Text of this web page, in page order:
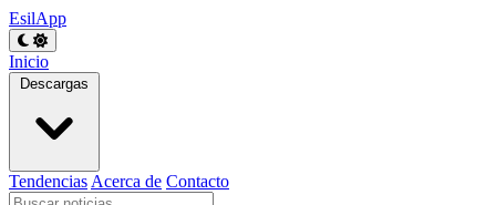
EsilApp
Inicio
Descargas
Tendencias Acerca de Contacto